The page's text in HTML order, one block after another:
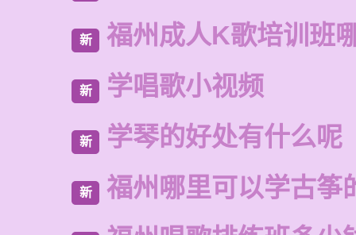
新 福州成人K歌培训班
新 学唱歌小视频
新 学琴的好处有什么呢
新 福州哪里可以学古筝